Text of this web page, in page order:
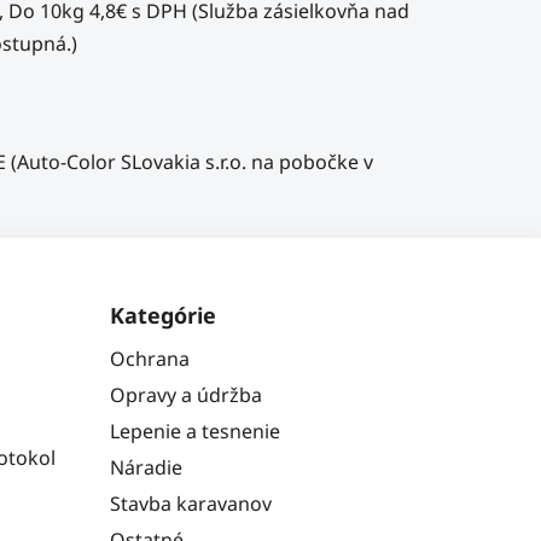
Do 10kg 4,8€ s DPH (Služba zásielkovňa nad
(Auto-Color SLovakia s.r.o. na pobočke v
Kategórie
Ochrana
Opravy a údržba
Lepenie a tesnenie
Náradie
Stavba karavanov